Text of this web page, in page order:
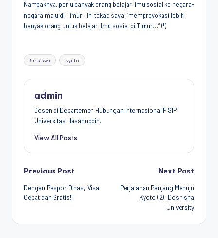
Nampaknya, perlu banyak orang belajar ilmu sosial ke negara-
negara maju di Timur. Ini tekad saya: “memprovokasi lebih
banyak orang untuk belajar ilmu sosial di Timur…” (*)
Tags:
beasiswa kyoto
admin
Dosen di Departemen Hubungan Internasional FISIP
Universitas Hasanuddin.
View All Posts
Post
navigation
Previous Post
Dengan Paspor Dinas, Visa
Cepat dan Gratis!!!
Next Post
Perjalanan Panjang Menuju
Kyoto (2): Doshisha
University